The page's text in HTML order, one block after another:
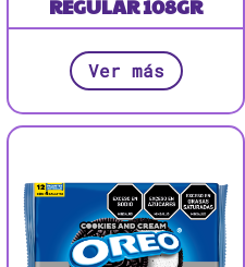
REGULAR 108GR
Ver más